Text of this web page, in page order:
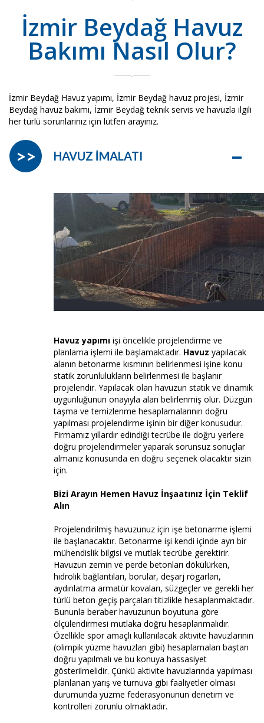
İzmir Beydağ Havuz
Bakımı Nasıl Olur?
İzmir Beydağ Havuz yapımı, İzmir Beydağ havuz projesi, İzmir
Beydağ havuz bakımı, İzmir Beydağ teknik servis ve havuzla ilgili
her türlü sorunlarınız için lütfen arayınız.
HAVUZ İMALATI –
>>
Havuz yapımı işi öncelikle projelendirme ve
planlama işlemi ile başlamaktadır. Havuz yapılacak
alanın betonarme kısmının belirlenmesi işine konu
statik zorunlulukların belirlenmesi ile başlanır
projelendir. Yapılacak olan havuzun statik ve dinamik
uygunluğunun onayıyla alan belirlenmiş olur. Düzgün
taşma ve temizlenme hesaplamalarının doğru
yapılması projelendirme işinin bir diğer konusudur.
Firmamız yıllardır edindiği tecrübe ile doğru yerlere
doğru projelendirmeler yaparak sorunsuz sonuçlar
almanız konusunda en doğru seçenek olacaktır sizin
için.
Bizi Arayın Hemen Havuz İnşaatınız İçin Teklif
Alın
Projelendirilmiş havuzunuz için işe betonarme işlemi
ile başlanacaktır. Betonarme işi kendi içinde ayrı bir
mühendislik bilgisi ve mutlak tecrübe gerektirir.
Havuzun zemin ve perde betonları dökülürken,
hidrolik bağlantıları, borular, deşarj rögarları,
aydınlatma armatür kovaları, süzgeçler ve gerekli her
türlü beton geçiş parçaları titizlikle hesaplanmaktadır.
Bununla beraber havuzunun boyutuna göre
ölçülendirmesi mutlaka doğru hesaplanmalıdır.
Özellikle spor amaçlı kullanılacak aktivite havuzlarının
(olimpik yüzme havuzları gibi) hesaplamaları baştan
doğru yapılmalı ve bu konuya hassasiyet
gösterilmelidir. Çünkü aktivite havuzlarında yapılması
planlanan yarış ve turnuva gibi faaliyetler olması
durumunda yüzme federasyonunun denetim ve
kontrolleri zorunlu olmaktadır.